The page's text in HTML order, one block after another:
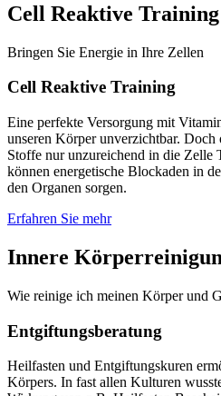
Cell Reaktive Training
Bringen Sie Energie in Ihre Zellen
Cell Reaktive Training
Eine perfekte Versorgung mit
unseren Körper unverzichtbar. Doch
Stoffe nur unzureichend in die Zelle
können energetische Blockaden in
den Organen sorgen.
Erfahren Sie mehr
Innere
Wie reinige ich meinen Körper und
Entgiftungsberatung
Heilfasten und Entgiftungskuren
Körpers. In fast allen Kulturen